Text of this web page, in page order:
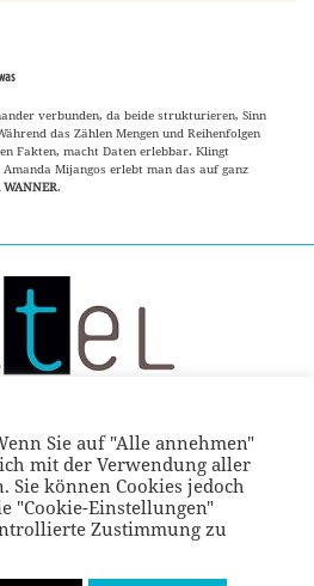
verbunden, da beide strukturieren, Sinn
das Zählen Mengen und Reihenfolgen
Fakten, macht Daten erlebbar. Klingt
Mijangos erlebt man das auf ganz
WANNER.
Sie auf "Alle annehmen"
mit der Verwendung aller
Sie können Cookies jedoch
"Cookie-Einstellungen"
Zustimmung zu